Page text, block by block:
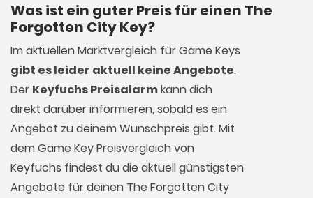
Was ist ein guter Preis für einen The
Forgotten City Key?
Im aktuellen Marktvergleich fürGame Keys
gibt es leider aktuell keine Angebote.
Der Keyfuchs Preisalarmkann dich
direkt darüber informieren, sobald es ein
Angebot zu deinem Wunschpreis gibt. Mit
dem Game Key Preisvergleich von
Keyfuchs findest du die aktuell günstigsten
Angebote für deinen The Forgotten City